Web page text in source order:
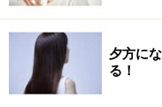
夕方に
る！